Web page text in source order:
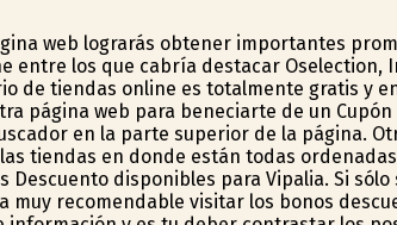
web lograrás obtener importantes
entre los que cabría destacar Oselection,
de tiendas online es totalmente gratis y
página web para beneficiarte de un
en la parte superior de la página.
tiendas en donde están todas
Descuento disponibles para Vipalia. Si
muy recomendable visitar los bonos